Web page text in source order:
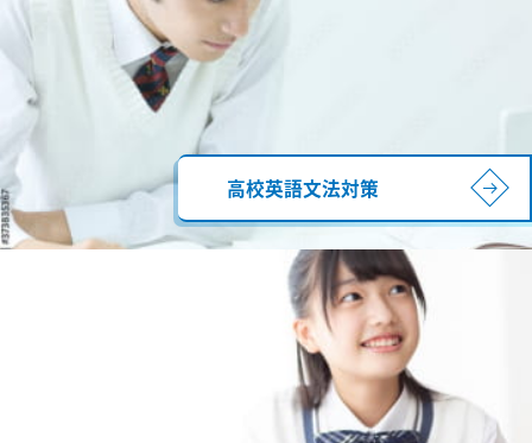
高校英語文法対策